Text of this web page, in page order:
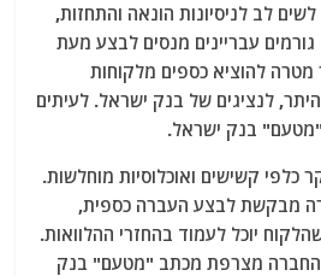
לב לניסיונות הונאה והתחזות,
גורמים עבריינים מנסים לבצע מעת
להוציא כספים מלקוחות
לנציגים של בנק ישראל. לעיתים
"מטעם" בנק ישראל.
כלפי קשישים ואוכלוסיות מוחלשות.
מבקשת לבצע העברה כספית,
יוכל לעמוד בהחזרי ההלוואות.
מצרפת מכתב "מטעם" בנק